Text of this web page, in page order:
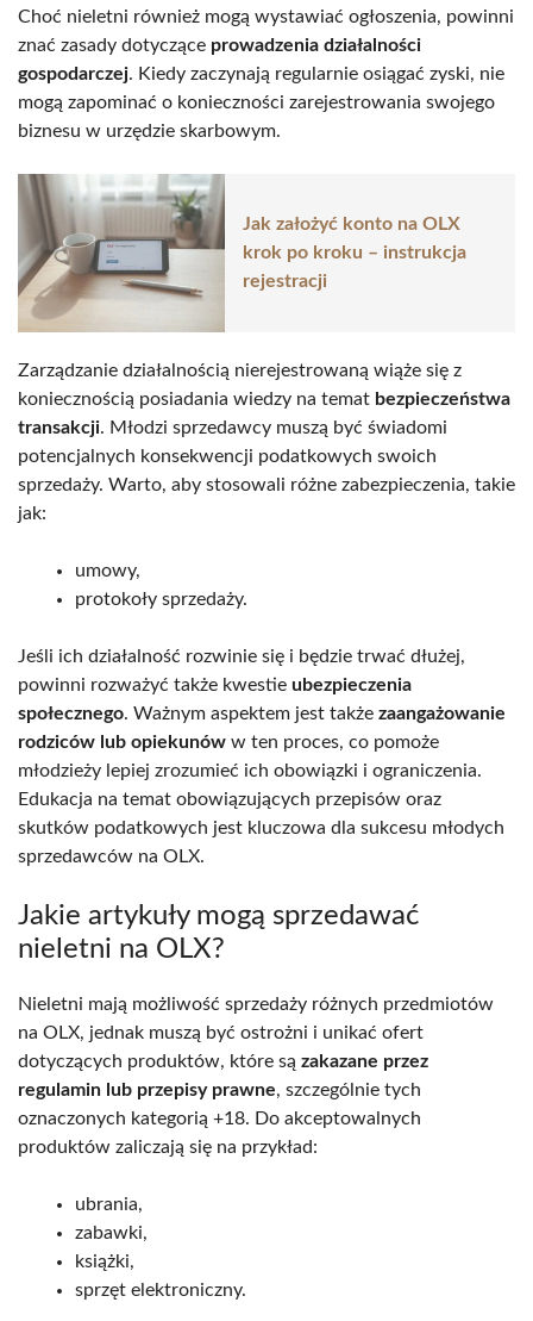
Choć nieletni również mogą wystawiać ogłoszenia, powinni
znać zasady dotyczące prowadzenia działalności
gospodarczej. Kiedy zaczynają regularnie osiągać zyski, nie
mogą zapominać o konieczności zarejestrowania swojego
biznesu w urzędzie skarbowym.
Jak założyć konto na OLX
krok po kroku – instrukcja
rejestracji
Zarządzanie działalnością nierejestrowaną wiąże się z
koniecznością posiadania wiedzy na temat bezpieczeństwa
transakcji. Młodzi sprzedawcy muszą być świadomi
potencjalnych konsekwencji podatkowych swoich
sprzedaży. Warto, aby stosowali różne zabezpieczenia, takie
jak:
umowy,
protokoły sprzedaży.
Jeśli ich działalność rozwinie się i będzie trwać dłużej,
powinni rozważyć także kwestie ubezpieczenia
społecznego. Ważnym aspektem jest także zaangażowanie
rodziców lub opiekunów w ten proces, co pomoże
młodzieży lepiej zrozumieć ich obowiązki i ograniczenia.
Edukacja na temat obowiązujących przepisów oraz
skutków podatkowych jest kluczowa dla sukcesu młodych
sprzedawców na OLX.
Jakie artykuły mogą sprzedawać
nieletni na OLX?
Nieletni mają możliwość sprzedaży różnych przedmiotów
na OLX, jednak muszą być ostrożni i unikać ofert
dotyczących produktów, które są zakazane przez
regulamin lub przepisy prawne, szczególnie tych
oznaczonych kategorią +18. Do akceptowalnych
produktów zaliczają się na przykład:
ubrania,
zabawki,
książki,
sprzęt elektroniczny.